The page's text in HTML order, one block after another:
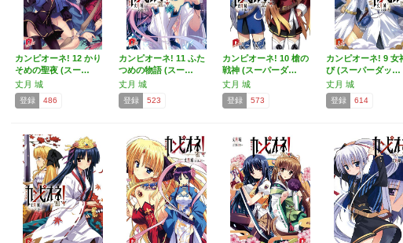
カンピオーネ! 12 かり
そめの聖夜 (スー…
丈月 城
登録 486
カンピオーネ! 11 ふた
つめの物語 (スー…
丈月 城
登録 523
カンピオーネ! 10 槍の
戦神 (スーパーダ…
丈月 城
登録 573
カンピオーネ! 9 女
び (スーパーダッ…
丈月 城
登録 614